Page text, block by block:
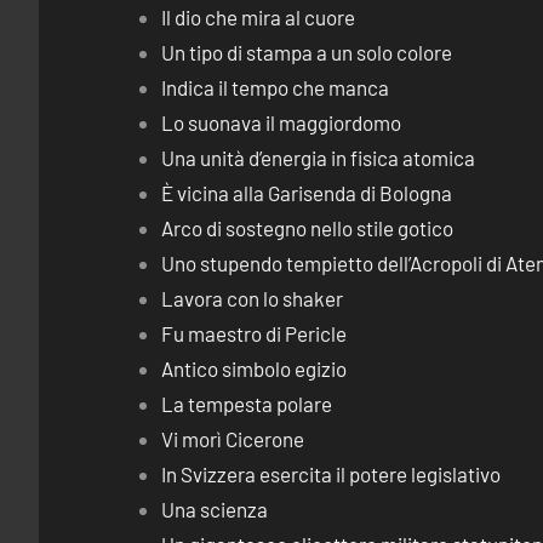
Il dio che mira al cuore
Un tipo di stampa a un solo colore
Indica il tempo che manca
Lo suonava il maggiordomo
Una unità d’energia in fisica atomica
È vicina alla Garisenda di Bologna
Arco di sostegno nello stile gotico
Uno stupendo tempietto dell’Acropoli di
Lavora con lo shaker
Fu maestro di Pericle
Antico simbolo egizio
La tempesta polare
Vi morì Cicerone
In Svizzera esercita il potere legislativo
Una scienza